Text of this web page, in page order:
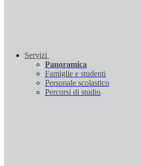
Servizi
Panoramica
Famiglie e studenti
Personale scolastico
Percorsi di studio